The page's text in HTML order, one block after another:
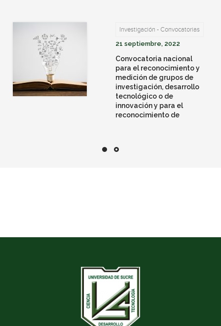
Investigación - Convocatorias
21 septiembre, 2022
Convocatoria nacional
para el reconocimiento y
medición de grupos de
investigación, desarrollo
tecnológico o de
innovación y para el
reconocimiento de
Innovación – SNCTI 2021